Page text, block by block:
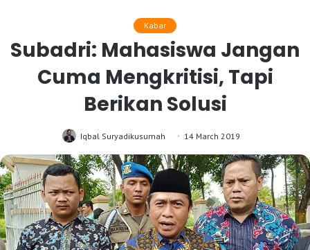
Kabar
Subadri: Mahasiswa Jangan
Cuma Mengkritisi, Tapi
Berikan Solusi
Iqbal Suryadikusumah 14 March 2019